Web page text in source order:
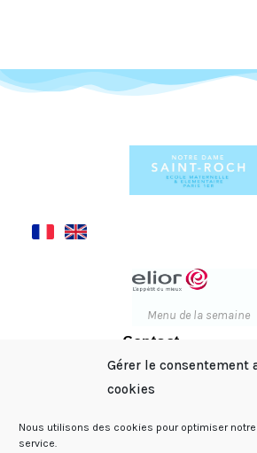
Gérer le consentement
cookies
Nous utilisons des cookies pour optimiser
service.
Menu de la semaine
Contact
37 rue Saint-Roch -
Paris